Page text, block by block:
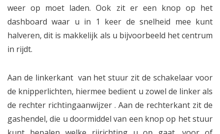
weer op moet laden. Ook zit er een knop op het
dashboard waar u in 1 keer de snelheid mee kunt
halveren, dit is makkelijk als u bijvoorbeeld het centrum
in rijdt.
Aan de linkerkant van het stuur zit de schakelaar voor
de knipperlichten, hiermee bedient u zowel de linker als
de rechter richtingaanwijzer . Aan de rechterkant zit de
gashendel, die u doormiddel van een knop op het stuur